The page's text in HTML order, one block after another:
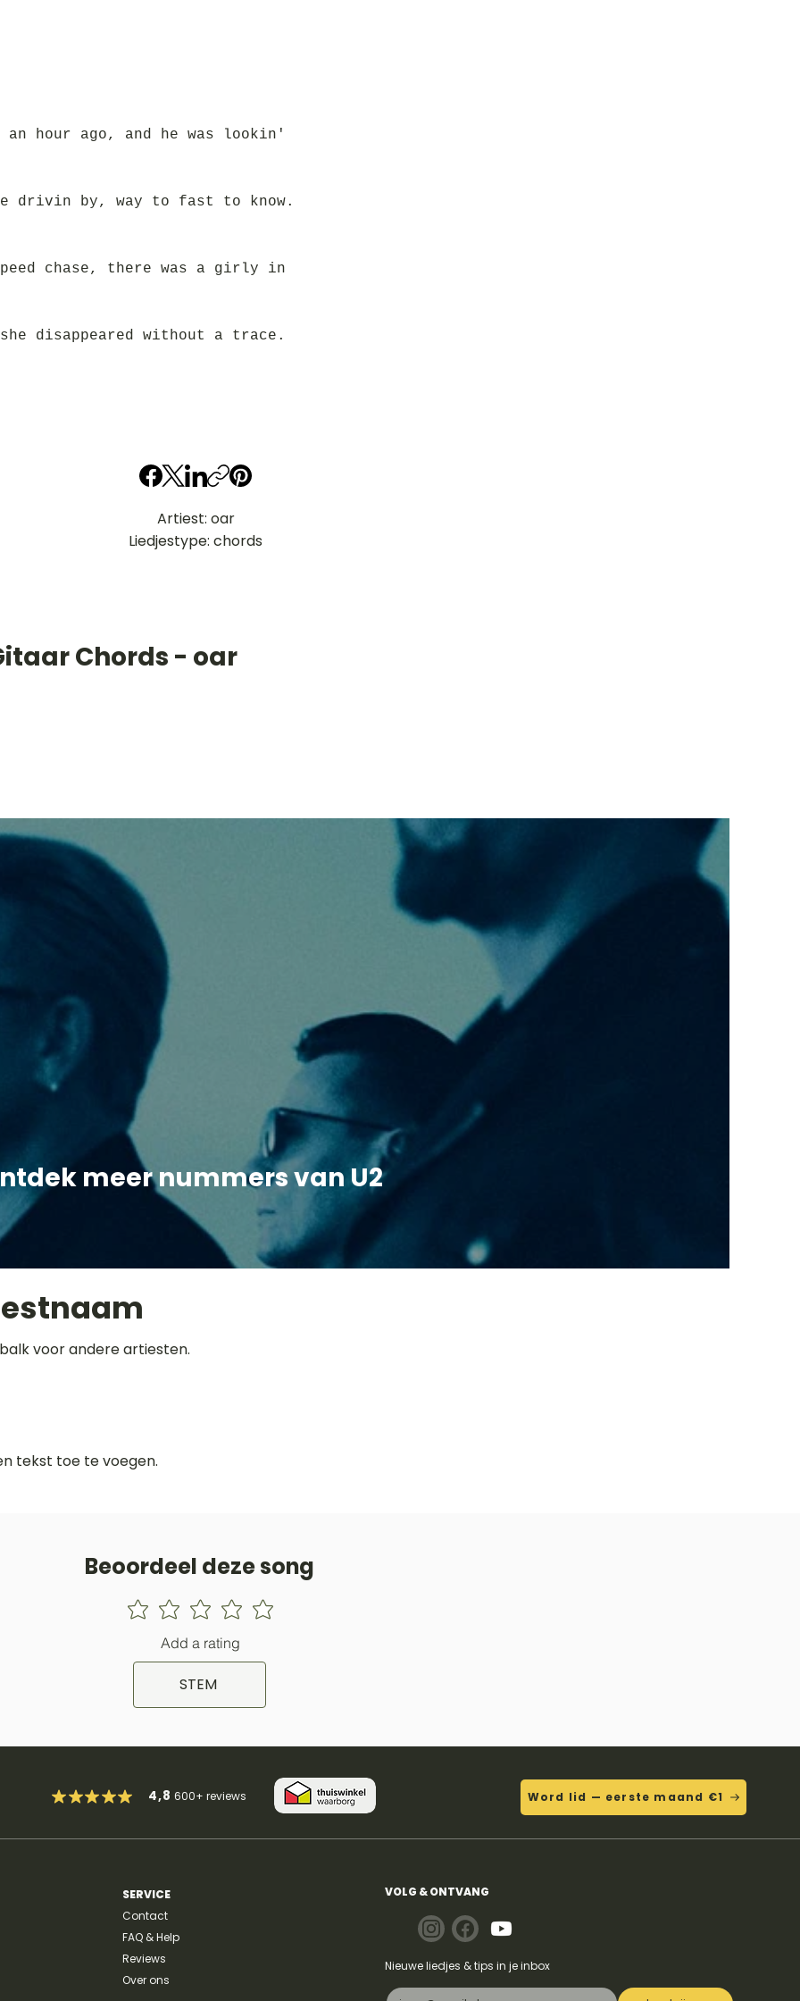
an hour ago, and he was lookin'
drivin by, way to fast to know.
chase, there was a girly in
disappeared without a trace.
Artiest: oar
Liedjestype: chords
Chords - oar
meer nummers van U2
voor andere artiesten.
tekst toe te voegen.
Beoordeel deze song
Add a rating
STEM
4,8600+reviews Word lid — eerste maand €1
SERVICE
Contact
FAQ & Help
Reviews
Over ons
VOLG & ONTVANG
Nieuwe liedjes & tips in je inbox